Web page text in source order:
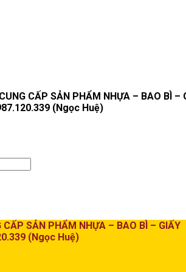
CẤP SẢN PHẨM NHỰA – BAO BÌ –
(Ngọc Huệ)
CẤP SẢN PHẨM NHỰA – BAO BÌ – GIẤY
(Ngọc Huệ)